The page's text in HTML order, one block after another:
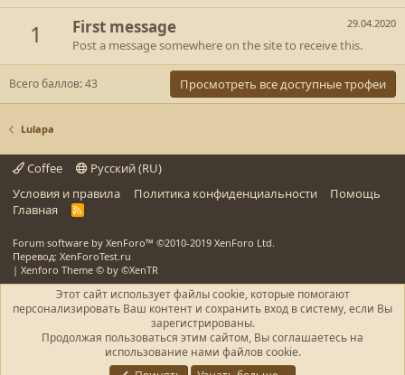
1 29.04.2020
First message
Post a message somewhere on the site to receive this.
Всего баллов: 43 Просмотреть все доступные трофеи
Lulapa
Coffee
Русский (RU)
Условия и правила
Политика конфиденциальности
Помощь
Главная
R
Forum software by XenForo™ ©2010-2019 XenForo Ltd.
Перевод: XenForoTest.ru
| Xenforo Theme © by ©XenTR
Этот сайт использует файлы cookie, которые помогают
персонализировать Ваш контент и сохранить вход в систему, если Вы
зарегистрированы.
Продолжая пользоваться этим сайтом, Вы соглашаетесь на
использование нами файлов cookie.